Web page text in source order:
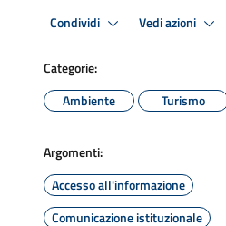
Condividi Vedi azioni
Categorie:
Ambiente
Turismo
Argomenti:
Accesso all'informazione
Comunicazione istituzionale